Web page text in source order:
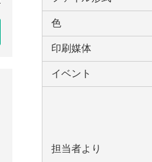
色
印刷媒体
イベント
担当者より